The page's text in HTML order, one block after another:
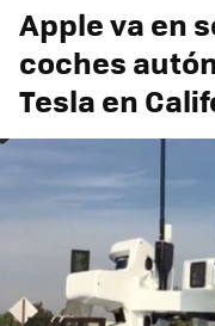
Apple va en
coches
Tesla en